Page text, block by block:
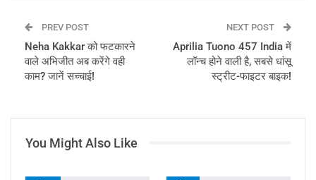
PREV POST
Neha Kakkar को फटकारने
वाले अभिजीत अब करेंगे वही
काम? जानें सच्चाई!
NEXT POST
Aprilia Tuono 457 India में
लॉन्च होने वाली है, सबसे धांसू
स्ट्रीट-फाइटर बाइक!
You Might Also Like